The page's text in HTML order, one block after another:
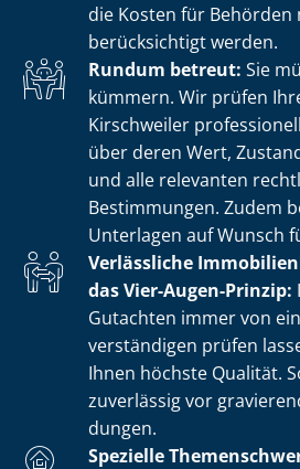
die Kosten für Behörden
berücksichtigt werden.
Rundum betreut: Sie
kümmern. Wir prüfen
Kirschweiler
über deren Wert,
und alle relevanten
Bestimmungen. Zudem
Unterlagen auf Wunsch
Verlässliche
das Vier-Augen-Prinzip:
Gutachten immer von
ver­stän­di­gen prüfen
Ihnen höchste Qualität.
zuverlässig vor
dun­gen.
Spezielle